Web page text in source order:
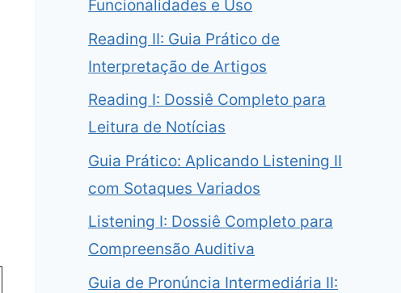
Funcionalidades e Uso
Reading II: Guia Prático de
Interpretação de Artigos
Reading I: Dossiê Completo para
Leitura de Notícias
Guia Prático: Aplicando Listening II
com Sotaques Variados
Listening I: Dossiê Completo para
Compreensão Auditiva
Guia de Pronúncia Intermediária II: